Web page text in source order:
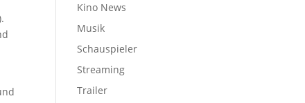
Kino News
Musik
Schauspieler
Streaming
Trailer